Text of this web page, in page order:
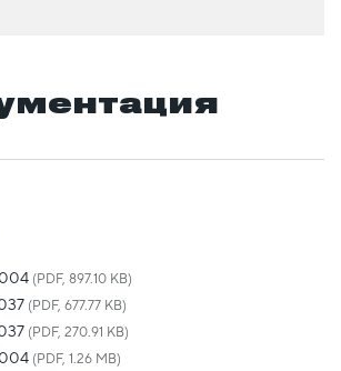
(PDF, 897.10 KB)
(PDF, 677.77 KB)
(PDF, 270.91 KB)
(PDF, 1.26 MB)